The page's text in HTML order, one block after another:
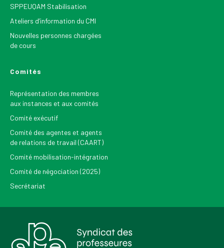
SPPEUQAM Stabilisation
Ateliers d’information du CMI
Nouvelles personnes chargées
de cours
Comités
Représentation des membres
aux instances et aux comités
Comité exécutif
Comité des agentes et agents
de relations de travail (CAART)
Comité mobilisation-intégration
Comité de négociation (2025)
Secrétariat